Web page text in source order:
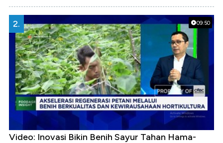
09:50
2.
Video: Inovasi Bikin Benih Sayur Tahan Hama-